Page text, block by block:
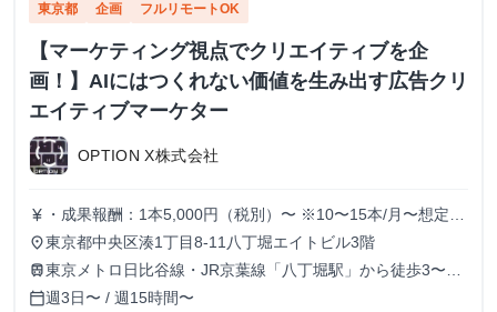
東京都 企画 フルリモートOK
【マーケティング視点でクリエイティブを企
画！】AIにはつくれない価値を生み出す広告クリ
エイティブマーケター
OPTION X株式会社
currency_yen ・成果報酬：1本5,000円（税別）〜 ※10〜15本/月〜想定
※経験、実績、能力等によって変動 ※トライアル期間の場
合変動あり
place東京都中央区湊1丁目8-11八丁堀エイトビル3階
train東京メトロ日比谷線・JR京葉線「八丁堀駅」から徒歩3〜6
分
calendar_today週3日〜 / 週15時間〜